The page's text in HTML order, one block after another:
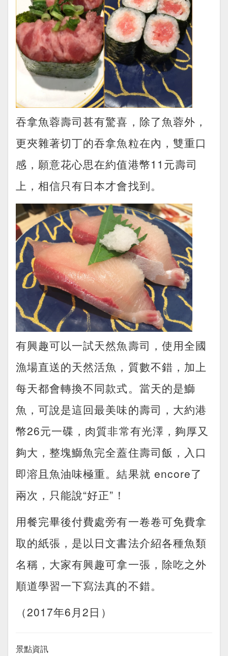
吞拿魚蓉壽司甚有驚喜，除了魚蓉外，
更夾雜著切丁的吞拿魚粒在內，雙重口
感，願意花心思在約值港幣11元壽司
上，相信只有日本才會找到。
有興趣可以一試天然魚壽司，使用全國
漁場直送的天然活魚，質數不錯，加上
每天都會轉換不同款式。當天的是鰤
魚，可說是這回最美味的壽司，大約港
幣26元一碟，肉質非常有光澤，夠厚又
夠大，整塊鰤魚完全蓋住壽司飯，入口
即溶且魚油味極重。結果就 encore了
兩次，只能說“好正”！
用餐完畢後付費處旁有一卷卷可免費拿
取的紙張，是以日文書法介紹各種魚類
名稱，大家有興趣可拿一張，除吃之外
順道學習一下寫法真的不錯。
（2017年6月2日）
景點資訊